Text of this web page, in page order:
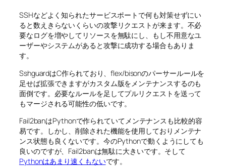
SSHなどよく知られたサービスポートで何も対策せずにい
ると数えきらないくらいの攻撃リクエストが来ます。不必
要なログを増やしてリソースを無駄にし、もし不用意なユ
ーザーやシステムがあると攻撃に成功する場合もありま
す。
SshguardはC作られており、flex/bisonのパーサールールを
足せば拡張できますがカスタム版をメンテナンスするのも
面倒です。必要なルールを足してプルリクエストを送って
もマージされる可能性の低いです。
Fail2banはPythonで作られていてメンテナンスも比較的容
易です。しかし、削除された機能を使用しておりメンテナ
ンス状態も良くないです。今のPythonで動くようにしても
良いのですが、Fail2banは無駄に大きいです。そして
Pythonはあまり速くもないです。